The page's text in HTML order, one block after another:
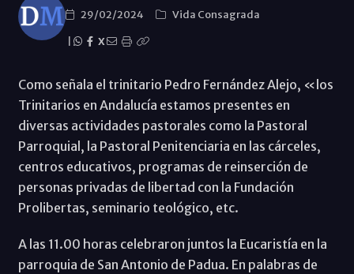
29/02/2024
Vida Consagrada
X
Como señala el trinitario Pedro Fernández Alejo, «los
Trinitarios en Andalucía estamos presentes en
diversas actividades pastorales como la Pastoral
Parroquial, la Pastoral Penitenciaria en las cárceles,
centros educativos, programas de reinserción de
personas privadas de libertad con la Fundación
Prolibertas, seminario teológico, etc.
A las 11.00 horas celebraron juntos la Eucaristía en la
parroquia de San Antonio de Padua. En palabras de